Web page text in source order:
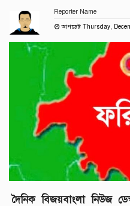
Reporter Name
আপডেট Thursday,
দৈনিক বিজয়বাংলা নিউজ